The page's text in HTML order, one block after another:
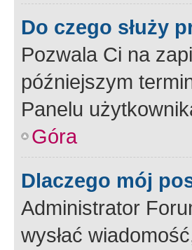
Do czego służy
Pozwala Ci na
późniejszym
Panelu
Góra
Dlaczego mój
Administrator
wysłać